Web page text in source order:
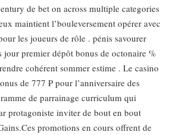
de bet on across multiple categories
maintient l’bouleversement opérer avec
les joueurs de rôle . pénis savourer
jour premier dépôt bonus de octonaire %
cohérent sommer estime . Le casino
de 777 ₱ pour l’anniversaire des
de parrainage curriculum qui
protagoniste inviter de bout en bout
promotions en cours offrent de